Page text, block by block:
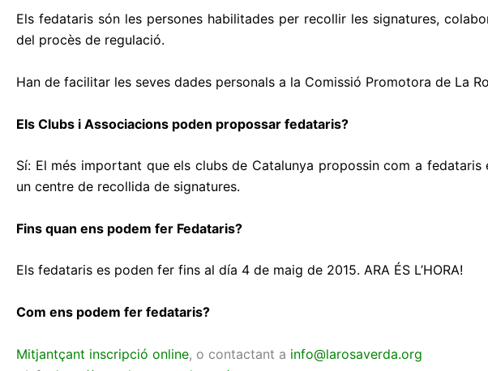
Els fedataris són les persones habilitades per recollir les signatures,
del procès de regulació.
Han de facilitar les seves dades personals a la Comissió Promotora de La
Els Clubs i Associacions poden propossar fedataris?
Sí: El més important que els clubs de Catalunya propossin com a
un centre de recollida de signatures.
Fins quan ens podem fer Fedataris?
Els fedataris es poden fer fins al día 4 de maig de 2015. ARA ÉS L’HORA!
Com ens podem fer fedataris?
Mitjantçant inscripció online, o contactant a info@larosaverda.org